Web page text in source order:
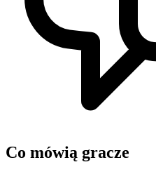
Co mówią gracze